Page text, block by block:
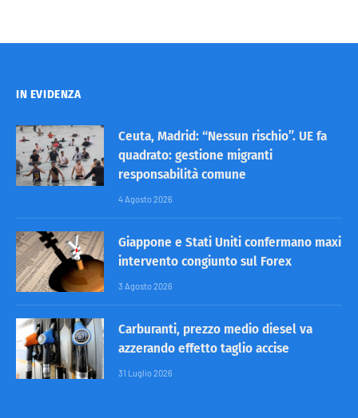
IN EVIDENZA
Ceuta, Madrid: “Nessun rischio”. UE fa
quadrato: gestione migranti
responsabilità comune
4 Agosto 2026
Giappone e Stati Uniti confermano maxi
intervento congiunto sul Forex
3 Agosto 2026
Carburanti, prezzo medio diesel va
azzerando effetto taglio accise
31 Luglio 2026